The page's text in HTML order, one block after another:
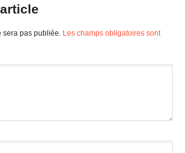
sera pas publiée. Les champs obligatoires sont